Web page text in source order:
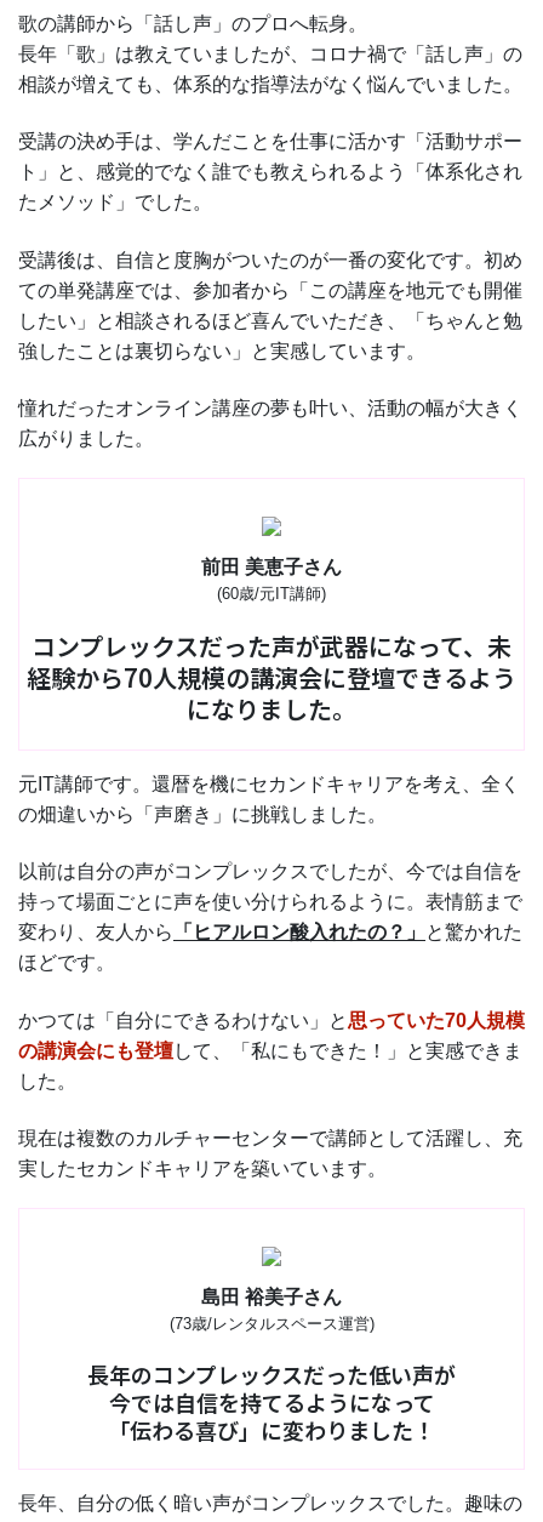
歌の講師から「話し声」のプロへ転身。
長年「歌」は教えていましたが、コロナ禍で「話し声」の
相談が増えても、体系的な指導法がなく悩んでいました。
受講の決め手は、学んだことを仕事に活かす「活動サポー
ト」と、感覚的でなく誰でも教えられるよう「体系化され
たメソッド」でした。
受講後は、自信と度胸がついたのが一番の変化です。初め
ての単発講座では、参加者から「この講座を地元でも開催
したい」と相談されるほど喜んでいただき、「ちゃんと勉
強したことは裏切らない」と実感しています。
憧れだったオンライン講座の夢も叶い、活動の幅が大きく
広がりました。
前田 美恵子さん
(60歳/元IT講師)
コンプレックスだった声が武器になって、未
経験から70人規模の講演会に登壇できるよう
になりました。
元IT講師です。還暦を機にセカンドキャリアを考え、全く
の畑違いから「声磨き」に挑戦しました。
以前は自分の声がコンプレックスでしたが、今では自信を
持って場面ごとに声を使い分けられるように。表情筋まで
変わり、友人から
「ヒアルロン酸入れたの？」 と驚かれた
ほどです。
かつては「自分にできるわけない」と思っていた70人規模
の講演会にも登壇して、「私にもできた！」と実感できま
した。
現在は複数のカルチャーセンターで講師として活躍し、充
実したセカンドキャリアを築いています。
島田 裕美子さん
(73歳/レンタルスペース運営)
長年のコンプレックスだった低い声が
今では自信を持てるようになって
「伝わる喜び」に変わりました！
長年、自分の低く暗い声がコンプレックスでした。趣味の